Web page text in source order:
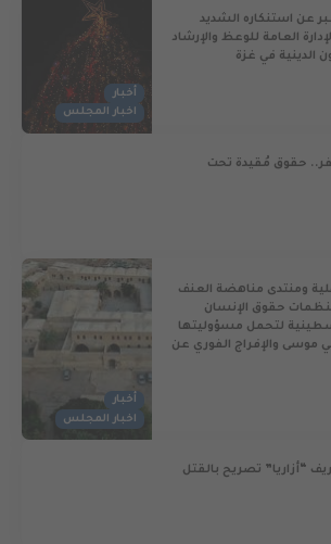
أخبار
اخبار المجلس
عن استنكاره الشديد
العامة للوعظ والإرشاد
الدينية في غزة
حقوق مُقيدة تحت
أخبار
اخبار المجلس
ومنتدى مناهضة العنف
حقوق الإنسان
لتحمل مسؤوليتها
موسى والإفراج الفوري عن
“أزاريا” تصريح بالقتل